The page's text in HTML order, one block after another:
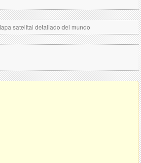
satelital detallado del mundo